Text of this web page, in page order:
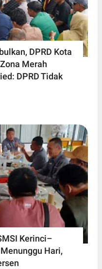
DPRD Kota
Merah
DPRD Tidak
Kerinci–
Hari,